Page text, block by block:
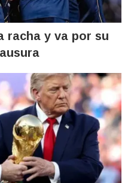
racha y va por su